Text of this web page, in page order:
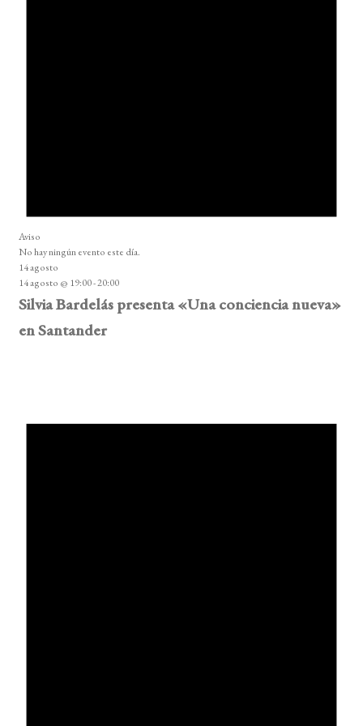
Aviso
No hay ningún evento este día.
14 agosto
14 agosto @ 19:00-20:00
Silvia Bardelás presenta «Una conciencia nueva»
en Santander